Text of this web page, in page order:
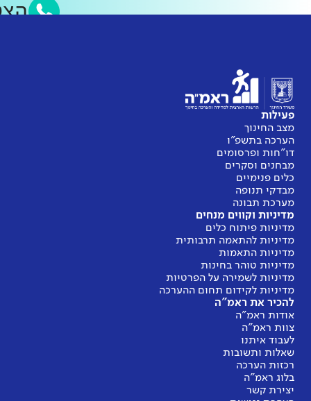
פעילות
מצב החינוך
הערכה בתשפ"ו
דו"חות ופרסומים
מבחנים וסקרים
כלים פנימיים
מבדקי תנופה
מערכת תבונה
מדיניות וקווים מנחים
מדיניות פיתוח כלים
מדיניות להתאמה תרבותית
מדיניות התאמות
מדיניות טוהר בחינות
מדיניות לשמירה על הפרטיות
מדיניות לקידום תחום ההערכה
להכיר את ראמ"ה
אודות ראמ"ה
צוות ראמ"ה
לעבוד איתנו
שאלות ותשובות
רכזות הערכה
בלוג ראמ"ה
יצירת קשר